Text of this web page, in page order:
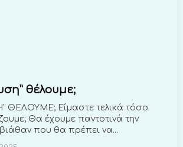
θέλουμε;
ΘΕΛΟΥΜΕ; Είμαστε τελικά τόσο
Θα έχουμε παντοτινά την
που θα πρέπει να...